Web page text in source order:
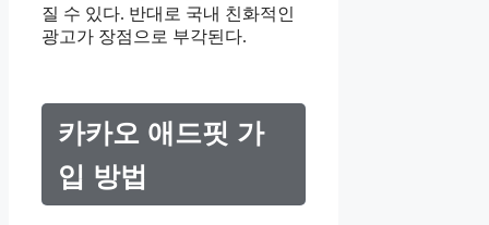
질 수 있다. 반대로 국내 친화적인
광고가 장점으로 부각된다.
카카오 애드핏 가
입 방법